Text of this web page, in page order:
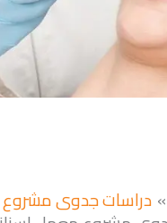
دراسات جدوى